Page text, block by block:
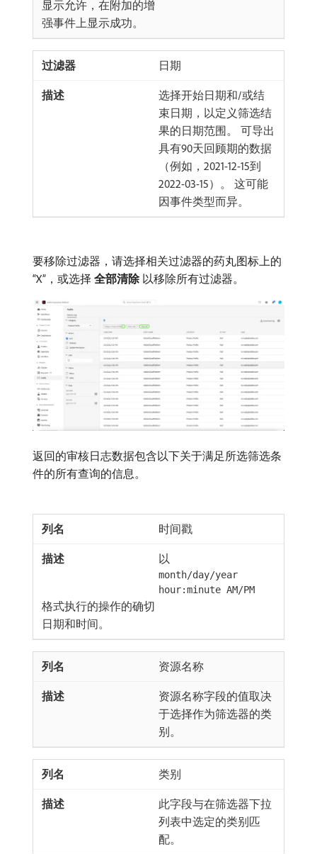
显示允许，在附加的增
强事件上显示成功。
日期
选择开始日期和/或结
束日期，以定义筛选结
果的日期范围。 可导出
具有90天回顾期的数据
（例如，2021-12-15到
2022-03-15）。 这可能
因事件类型而异。
要移除过滤器，请选择相关过滤器的药丸图标上的
“X”，或选择​ 全部清除​以移除所有过滤器。
返回的审核日志数据包含以下关于满足所选筛选条
件的所有查询的信息。
时间戳
以
month/day/year
hour:minute AM/PM
格式执行的操作的确切
日期和时间。
资源名称
资源名称字段的值取决
于选择作为筛选器的类
别。
类别
此字段与在筛选器下拉
列表中选定的类别匹
配。